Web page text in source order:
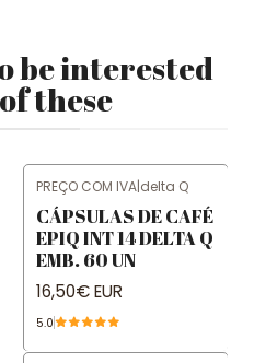
be interested
these
PREÇO COM IVA|delta Q
CÁPSULAS DE CAFÉ
EPIQ INT 14 DELTA Q
EMB. 60 UN
16,50€ EUR
5.0